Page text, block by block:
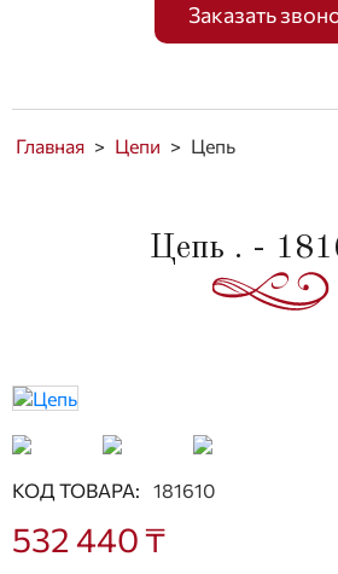
Заказать
Главная > Цепи > Цепь
Цепь . -
КОД ТОВАРА: 181610
532 440 ₸